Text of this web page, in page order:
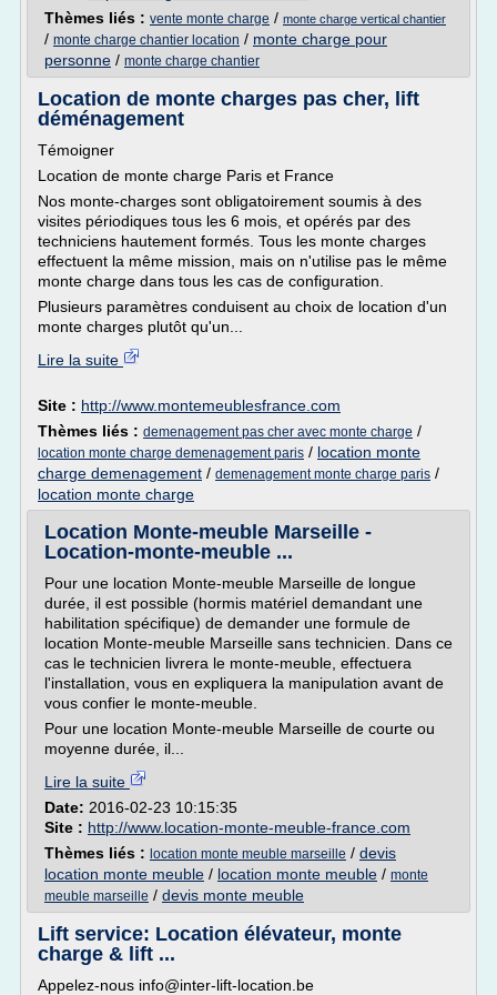
Thèmes liés : vente monte charge / monte charge vertical chantier
/ monte charge chantier location / monte charge pour
personne / monte charge chantier
Location de monte charges pas cher, lift
déménagement
Témoigner
Location de monte charge Paris et France
Nos monte-charges sont obligatoirement soumis à des
visites périodiques tous les 6 mois, et opérés par des
techniciens hautement formés. Tous les monte charges
effectuent la même mission, mais on n'utilise pas le même
monte charge dans tous les cas de configuration.
Plusieurs paramètres conduisent au choix de location d'un
monte charges plutôt qu'un...
Lire la suite
Site : http://www.montemeublesfrance.com
Thèmes liés : demenagement pas cher avec monte charge /
location monte charge demenagement paris / location monte
charge demenagement / demenagement monte charge paris /
location monte charge
Location Monte-meuble Marseille -
Location-monte-meuble ...
Pour une location Monte-meuble Marseille de longue
durée, il est possible (hormis matériel demandant une
habilitation spécifique) de demander une formule de
location Monte-meuble Marseille sans technicien. Dans ce
cas le technicien livrera le monte-meuble, effectuera
l'installation, vous en expliquera la manipulation avant de
vous confier le monte-meuble.
Pour une location Monte-meuble Marseille de courte ou
moyenne durée, il...
Lire la suite
Date: 2016-02-23 10:15:35
Site : http://www.location-monte-meuble-france.com
Thèmes liés : location monte meuble marseille / devis
location monte meuble / location monte meuble / monte
meuble marseille / devis monte meuble
Lift service: Location élévateur, monte
charge & lift ...
Appelez-nous info@inter-lift-location.be